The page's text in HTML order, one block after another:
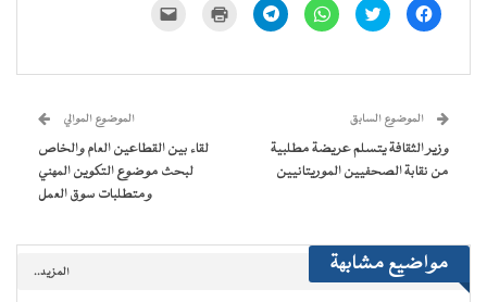
انقر
للمشاركة
في
اضغط
للمشاركة
في
انقر
للمشاركة
في
انقر
للمشاركة
في
للطباعة
جديدة) الإلكتروني
نافذة
جديدة)
الموضوع السابق
وزير الثقافة يتسلم عريضة مطلبية
من نقابة الصحفيين الموريتانيين
الموضوع الموالي
لقاء بين القطاعين العام والخاص
لبحث موضوع التكوين المهني
ومتطلبات سوق العمل
مواضيع مشابهة المزيد..